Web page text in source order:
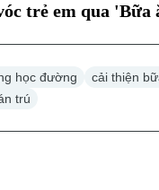
trẻ em qua 'Bữa
học đường cải thiện
trú